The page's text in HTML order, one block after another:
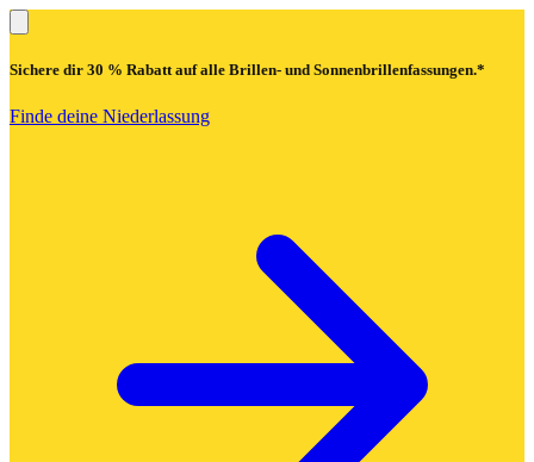
Sichere dir 30 % Rabattauf alle Brillen- und Sonnenbrillenfassungen.*
Finde deine Niederlassung